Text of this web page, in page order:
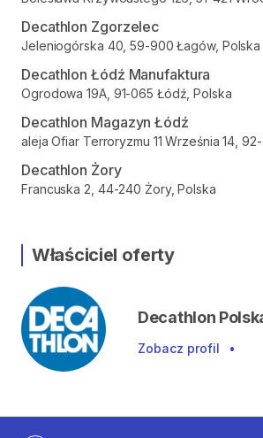
Decathlon Zgorzelec
Jeleniogórska 40, 59-900 Łagów, Polska
Decathlon Łódź Manufaktura
Ogrodowa 19A, 91-065 Łódź, Polska
Decathlon Magazyn Łódź
aleja Ofiar Terroryzmu 11 Września 14,
Decathlon Żory
Francuska 2, 44-240 Żory, Polska
Właściciel oferty
Decathlon
Zobacz profil •